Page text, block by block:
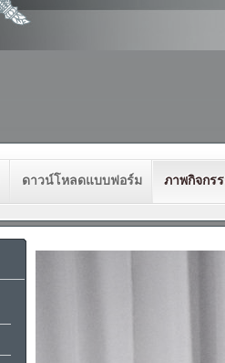
ดาวน์โหลดแบบฟอร์ม ภาพกิจกร